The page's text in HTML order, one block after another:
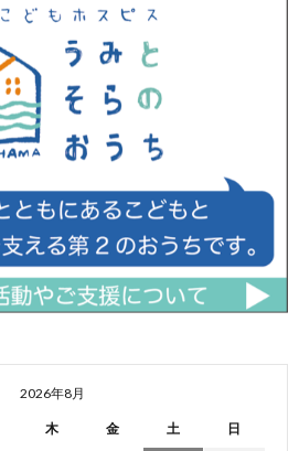
2026年8月
木 金 土 日